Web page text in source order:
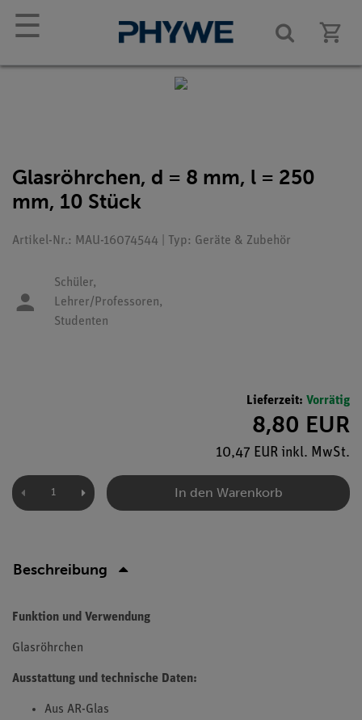
☰
Glasröhrchen, d = 8 mm, l = 250
mm, 10 Stück
Artikel-Nr.: MAU-16074544 | Typ: Geräte & Zubehör
Schüler,
Lehrer/Professoren,
Studenten
Lieferzeit: Vorrätig
8,80 EUR
10,47 EUR inkl. MwSt.
In den Warenkorb
Beschreibung
Funktion und Verwendung
Glasröhrchen
Ausstattung und technische Daten:
Aus AR-Glas